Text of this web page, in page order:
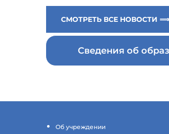
СМОТРЕТЬ ВСЕ НОВОСТИ ⟹
Сведения об
Об учреждении